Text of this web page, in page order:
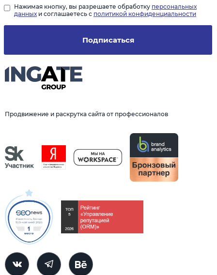
Продвижение и раскрутка сайта от профессионалов
Подписаться
Нажимая кнопку, вы разрешаете обработку персональных
данных и соглашаетесь с политикой конфиденциальности